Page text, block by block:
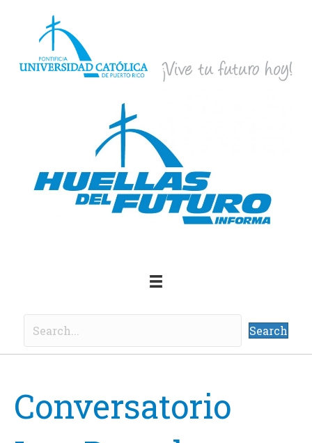
Search
Conversatorio